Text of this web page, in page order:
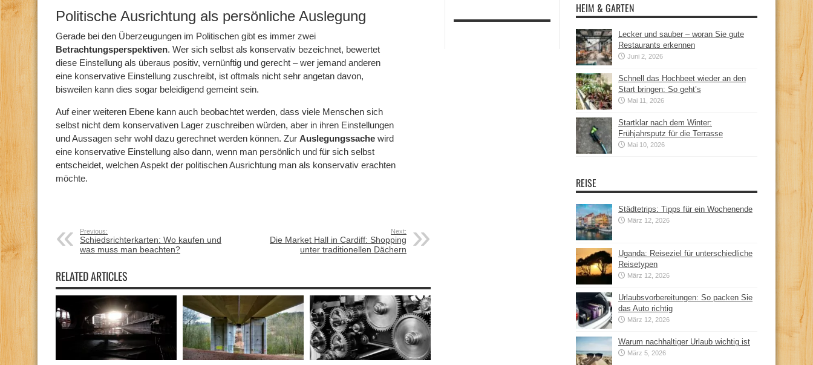
Politische Ausrichtung als persönliche Auslegung
Gerade bei den Überzeugungen im Politischen gibt es immer zwei
Betrachtungsperspektiven. Wer sich selbst als konservativ bezeichnet, bewertet
diese Einstellung als überaus positiv, vernünftig und gerecht – wer jemand anderen
eine konservative Einstellung zuschreibt, ist oftmals nicht sehr angetan davon,
bisweilen kann dies sogar beleidigend gemeint sein.
Auf einer weiteren Ebene kann auch beobachtet werden, dass viele Menschen sich
selbst nicht dem konservativen Lager zuschreiben würden, aber in ihren Einstellungen
und Aussagen sehr wohl dazu gerechnet werden können. Zur Auslegungssache wird
eine konservative Einstellung also dann, wenn man persönlich und für sich selbst
entscheidet, welchen Aspekt der politischen Ausrichtung man als konservativ erachten
möchte.
Previous:
Schiedsrichterkarten: Wo kaufen und
was muss man beachten?
Next:
Die Market Hall in Cardiff: Shopping
unter traditionellen Dächern
RELATED ARTICLES
HEIM & GARTEN
Lecker und sauber – woran Sie gute
Restaurants erkennen
Juni 2, 2026
Schnell das Hochbeet wieder an den
Start bringen: So geht’s
Mai 11, 2026
Startklar nach dem Winter:
Frühjahrsputz für die Terrasse
Mai 10, 2026
REISE
Städtetrips: Tipps für ein Wochenende
März 12, 2026
Uganda: Reiseziel für unterschiedliche
Reisetypen
März 12, 2026
Urlaubsvorbereitungen: So packen Sie
das Auto richtig
März 12, 2026
Warum nachhaltiger Urlaub wichtig ist
März 5, 2026